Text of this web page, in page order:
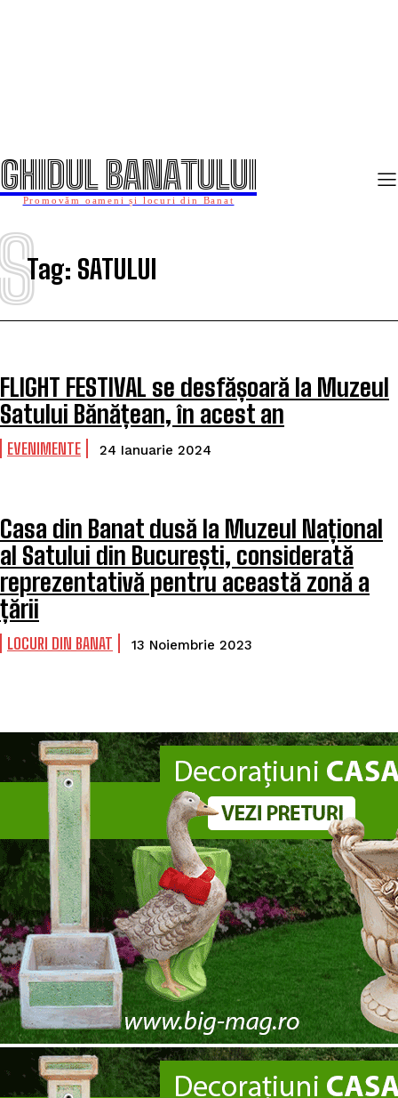
GHIDUL BANATULUI
Promovăm oameni și locuri din Banat
Tag: SATULUI
FLIGHT FESTIVAL se desfășoară la Muzeul
Satului Bănățean, în acest an
EVENIMENTE 24 Ianuarie 2024
Casa din Banat dusă la Muzeul Național
al Satului din București, considerată
reprezentativă pentru această zonă a
țării
LOCURI DIN BANAT 13 Noiembrie 2023